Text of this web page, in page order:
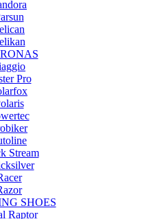
Pro
Stream
SHOES
Raptor